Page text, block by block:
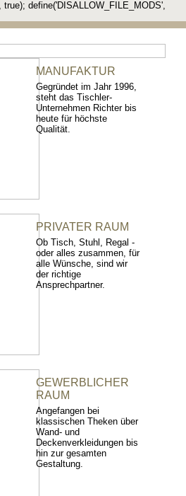
define('DISALLOW_FILE_MODS',
MANUFAKTUR
Gegründet im Jahr 1996,
steht das Tischler-
Unternehmen Richter bis
heute für höchste
Qualität.
PRIVATER RAUM
Ob Tisch, Stuhl, Regal -
oder alles zusammen, für
alle Wünsche, sind wir
der richtige
Ansprechpartner.
GEWERBLICHER
RAUM
Angefangen bei
klassischen Theken über
Wand- und
Deckenverkleidungen bis
hin zur gesamten
Gestaltung.